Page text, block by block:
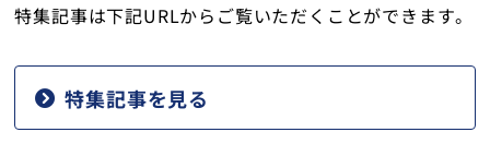
特集記事は下記URLからご覧いただくことができます。
特集記事を見る